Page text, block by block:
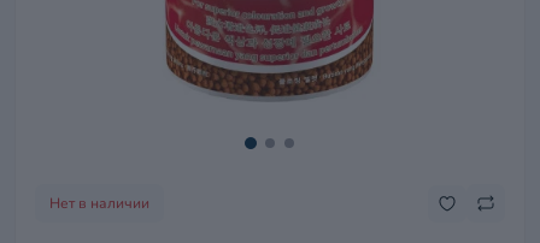
Нет в наличии